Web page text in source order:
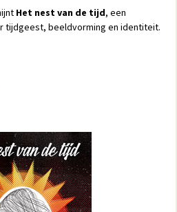
Het nest van de tijd, een
tijdgeest, beeldvorming en identiteit.